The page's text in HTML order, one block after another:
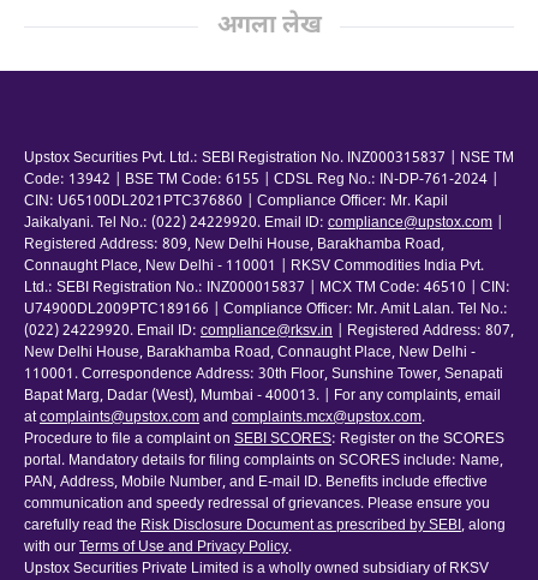
अगला लेख
Upstox Securities Pvt. Ltd.: SEBI Registration No. INZ000315837 | NSE TM
Code: 13942 | BSE TM Code: 6155 | CDSL Reg No.: IN-DP-761-2024 |
CIN: U65100DL2021PTC376860 | Compliance Officer: Mr. Kapil
Jaikalyani. Tel No.: (022) 24229920. Email ID: compliance@upstox.com
Registered Address: 809, New Delhi House, Barakhamba Road,
Connaught Place, New Delhi - 110001 | RKSV Commodities India Pvt.
Ltd.: SEBI Registration No.: INZ000015837 | MCX TM Code: 46510 | CIN:
U74900DL2009PTC189166 | Compliance Officer: Mr. Amit Lalan. Tel No.:
(022) 24229920. Email ID: compliance@rksv.in
| Registered Address: 807,
New Delhi House, Barakhamba Road, Connaught Place, New Delhi -
110001. Correspondence Address: 30th Floor, Sunshine Tower, Senapati
Bapat Marg, Dadar (West), Mumbai - 400013. | For any complaints, email
atcomplaints@upstox.comand complaints.mcx@upstox.com.
Procedure to file a complaint on SEBI SCORES: Register on the SCORES
portal. Mandatory details for filing complaints on SCORES include: Name,
PAN, Address, Mobile Number, and E-mail ID. Benefits include effective
communication and speedy redressal of grievances. Please ensure you
carefully read the Risk Disclosure Document as prescribed by SEBI, along
with ourTerms of Use and Privacy Policy.
Upstox Securities Private Limited is a wholly owned subsidiary of RKSV